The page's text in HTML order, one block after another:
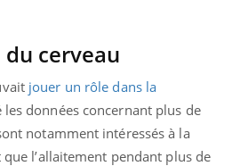
cerveau
jouer un rôle dans la
données concernant plus de
notamment intéressés à la
l’allaitement pendant plus de